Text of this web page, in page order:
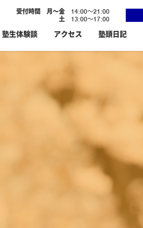
受付時間 月～金
14:00～21:00
土
13:00～17:00
塾生体験談 アクセス 塾頭日記